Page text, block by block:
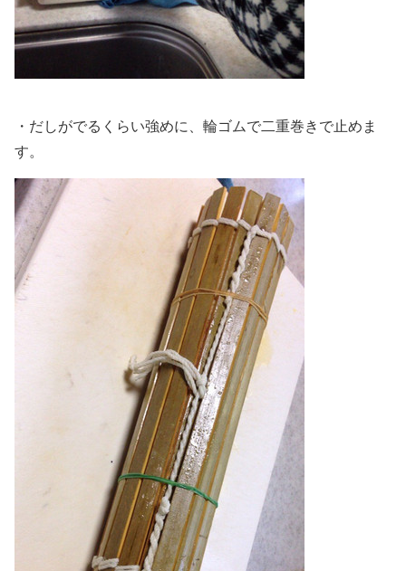
・だしがでるくらい強めに、輪ゴムで二重巻きで止めま
す。